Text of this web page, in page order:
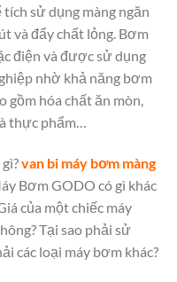
sử dụng màng ngăn
và đẩy chất lỏng. Bơm
điện và được sử dụng
nhờ khả năng bơm
gồm hóa chất ăn mòn,
thực phẩm…
van bi máy bơm màng
Bơm GODO có gì khác
của một chiếc máy
Tại sao phải sử
các loại máy bơm khác?